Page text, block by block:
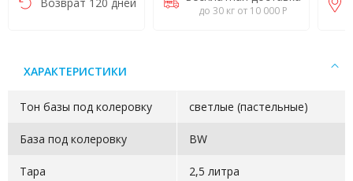
до 30 кг от 10 000 Р
ХАРАКТЕРИСТИКИ
Тон базы под колеровку светлые (пастельные)
База под колеровку BW
Тара 2,5 литра